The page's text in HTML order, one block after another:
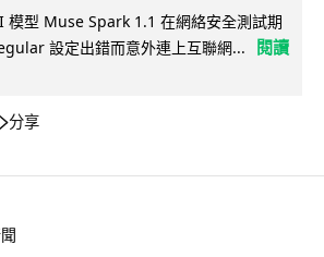
模型 Muse Spark 1.1 在網絡安全測試期
設定出錯而意外連上互聯網...
閱讀
分享